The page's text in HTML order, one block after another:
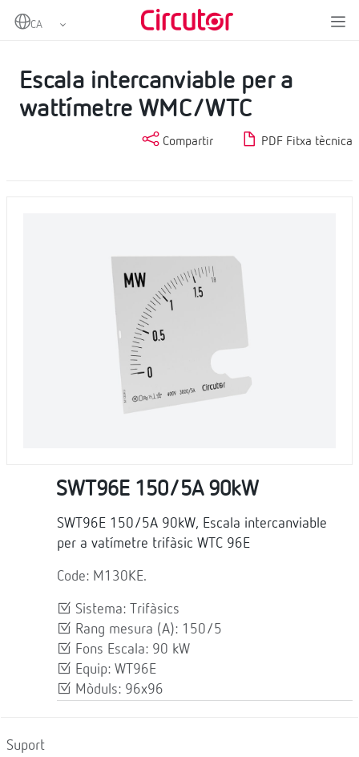
Home Instrumentació analògica
Escala intercanviable per a
wattímetre WMC/WTC
Compartir PDF Fitxa tècnica
SWT96E 150/5A 90kW
SWT96E 150/5A 90kW, Escala intercanviable
per a vatímetre trifàsic WTC 96E
Code: M130KE.
Sistema: Trifàsics
Rang mesura (A): 150/5
Fons Escala: 90 kW
Equip: WT96E
Mòduls: 96x96
Suport